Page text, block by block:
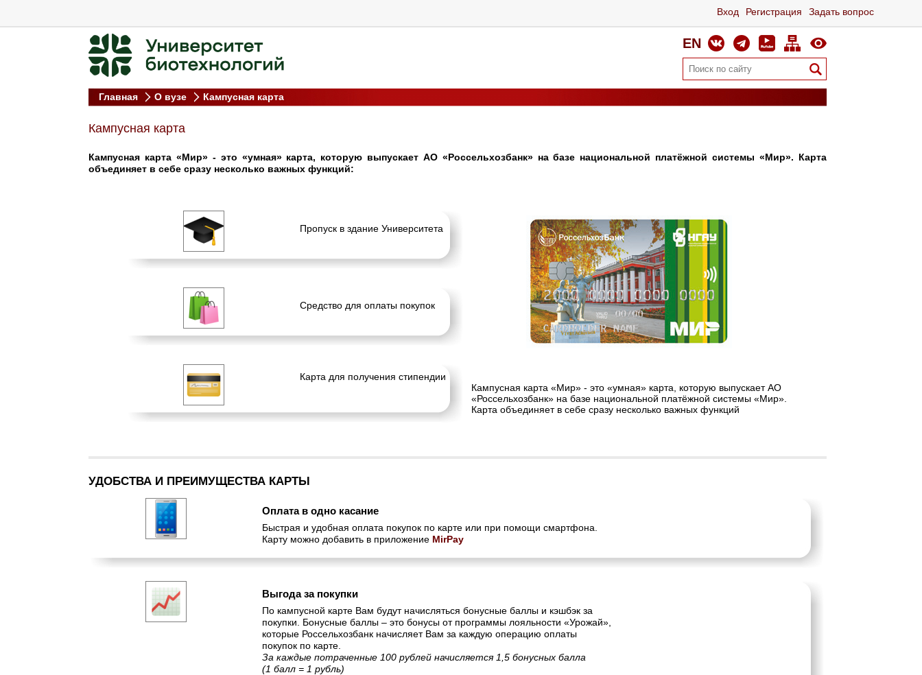
Вход Регистрация Задать вопрос
EN
Главная О вузе Кампусная карта
Кампусная карта
Кампусная карта «Мир» - это «умная» карта, которую выпускает АО «Россельхозбанк» на базе национальной платёжной системы «Мир». Карта
объединяет в себе сразу несколько важных функций:
Пропуск в здание Университета
Средство для оплаты покупок
Карта для получения стипендии
Кампусная карта «Мир» - это «умная» карта, которую выпускает АО
«Россельхозбанк» на базе национальной платёжной системы «Мир».
Карта объединяет в себе сразу несколько важных функций
УДОБСТВА И ПРЕИМУЩЕСТВА КАРТЫ
Оплата в одно касание
Быстрая и удобная оплата покупок по карте или при помощи смартфона.
Карту можно добавить в приложение MirPay
Выгода за покупки
По кампусной карте Вам будут начисляться бонусные баллы и кэшбэк за
покупки. Бонусные баллы – это бонусы от программы лояльности «Урожай»,
которые Россельхозбанк начисляет Вам за каждую операцию оплаты
покупок по карте.
За каждые потраченные 100 рублей начисляется 1,5 бонусных балла
(1 балл = 1 рубль)